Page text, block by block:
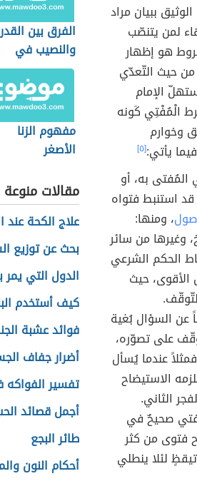
ببيان مراد
لمن يتنصّب
هو إظهار
من حيث التّعدّي
الإمام
الْمُفْتِي كَونه
وخوارم
يأتي:[٥]
به، أو
استنبط فتواه
، ومنها:
وغيرها من سائر
الحكم الشرعي
حيث
عن السؤال بُغية
على تصوّره،
عندما يُسأل
الاستيضاح
الثاني.
صحيحٌ في
فتوى من كثر
لئلا ينطلي
الفرق بين القدر
والنصيب في
الإسلام
مفهوم الزنا
الأصغر
مقالات منوعة
علاج الكحة عند
بحث عن توزيع
الدول التي يمر
كيف أستخدم
فوائد عشبة
أضرار جفاف
تفسير الفواكه
أجمل قصائد
طائر البجع
أحكام النون